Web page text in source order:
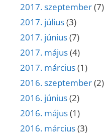
2017. szeptember(7)
2017. július(3)
2017. június(7)
2017. május(4)
2017. március(1)
2016. szeptember(2)
2016. június(2)
2016. május(1)
2016. március(3)